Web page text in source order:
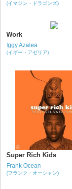
(イマジン・ドラゴンズ)
Work
Iggy Azalea
(イギー・アゼリア)
Super Rich Kids
Frank Ocean
(フランク・オーシャン)